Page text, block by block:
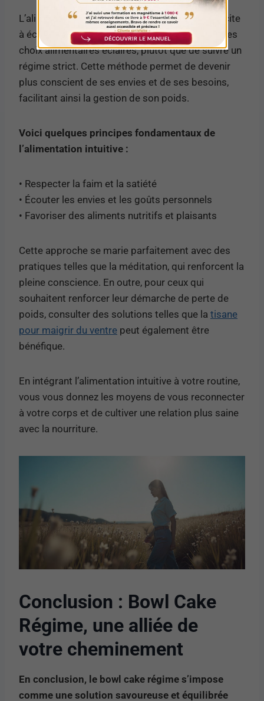
L’alimentation intuitive est une approche qui incite
à écouter les signaux de son corps pour faire des
choix alimentaires éclairés, plutôt que de suivre un
régime strict. Cette méthode permet de devenir
plus conscient de ses envies et de ses besoins,
facilitant ainsi la gestion de son poids.
Voici quelques principes fondamentaux de
l’alimentation intuitive :
• Respecter la faim et la satiété
• Écouter les envies et les goûts personnels
• Favoriser des aliments nutritifs et plaisants
Cette approche se marie parfaitement avec des
pratiques telles que la méditation, qui renforcent la
pleine conscience. En outre, pour ceux qui
souhaitent renforcer leur démarche de perte de
poids, consulter des solutions telles que la tisane
pour maigrir du ventre peut également être
bénéfique.
En intégrant l’alimentation intuitive à votre routine,
vous vous donnez les moyens de vous reconnecter
à votre corps et de cultiver une relation plus saine
avec la nourriture.
Conclusion : Bowl Cake
Régime, une alliée de
votre cheminement
En conclusion, le bowl cake régime s’impose
comme une solution savoureuse et équilibrée